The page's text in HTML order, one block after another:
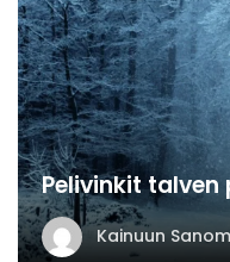
Pelivinkit
Kainuun